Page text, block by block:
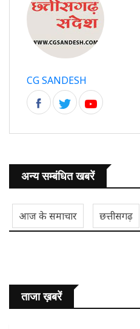
CG SANDESH
अन्य सम्बंधित खबरें
आज के समाचार छत्तीसगढ़
ताजा ख़बरें